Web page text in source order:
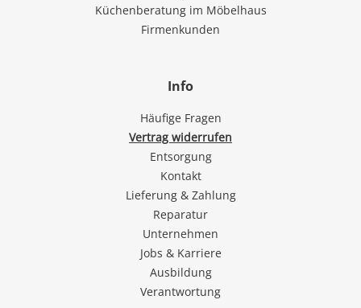
Küchenberatung im Möbelhaus
Firmenkunden
Info
Häufige Fragen
Vertrag widerrufen
Entsorgung
Kontakt
Lieferung & Zahlung
Reparatur
Unternehmen
Jobs & Karriere
Ausbildung
Verantwortung